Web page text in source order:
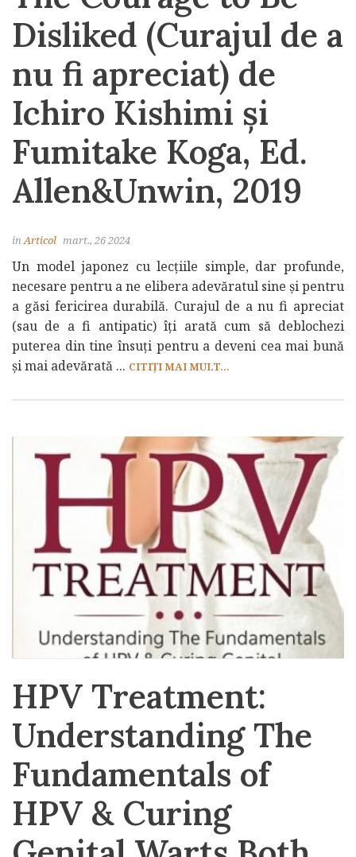
Disliked (Curajul de a
nu fi apreciat) de
Ichiro Kishimi și
Fumitake Koga, Ed.
Allen&Unwin, 2019
inArticol mart., 26 2024
Un model japonez cu lecțiile simple, dar profunde,
necesare pentru a ne elibera adevăratul sine și pentru
a găsi fericirea durabilă. Curajul de a nu fi apreciat
(sau de a fi antipatic) îți arată cum să deblochezi
puterea din tine însuți pentru a deveni cea mai bună
și mai adevărată ... CITIȚI MAI MULT...
HPV Treatment:
Understanding The
Fundamentals of
HPV & Curing